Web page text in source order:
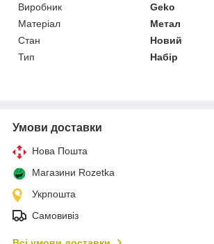
Виробник
Geko
Матеріал
Метал
Стан
Новий
Тип
Набір
Умови доставки
Нова Пошта
Магазини Rozetka
Укрпошта
Самовивіз